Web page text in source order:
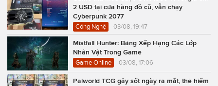
2 USD tại cửa hàng đồ cũ, vẫn chạy
Cyberpunk 2077
Công Nghệ 03/08, 19:47
Mistfall Hunter: Bảng Xếp Hạng Các Lớp
Nhân Vật Trong Game
Game Online 03/08, 17:06
Palworld TCG gây sốt ngày ra mắt, thẻ hiếm